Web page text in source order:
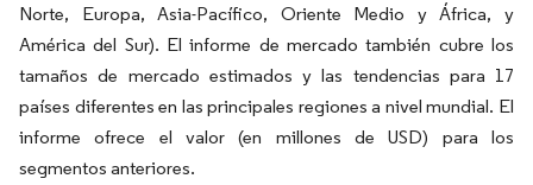
Norte, Europa, Asia-Pacífico, Oriente Medio y África, y
América del Sur). El informe de mercado también cubre los
tamaños de mercado estimados y las tendencias para 17
países diferentes en las principales regiones a nivel mundial. El
informe ofrece el valor (en millones de USD) para los
segmentos anteriores.